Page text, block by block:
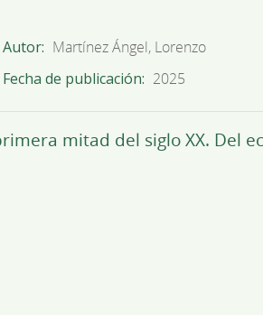
Autor Martínez Ángel, Lorenzo
Fecha de publicación 2025
mitad del siglo XX. Del